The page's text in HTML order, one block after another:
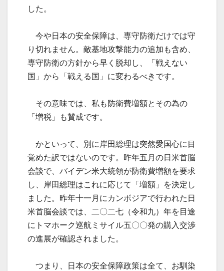
した。
今や日本の安全保障は、専守防衛だけでは守
り切れません。敵基地攻撃能力の追加も含め、
専守防衛の方針から早く脱却し、「戦えない
国」から「戦える国」に変わるべきです。
その意味では、私も防衛費増額とその為の
「増税」も賛成です。
かといって、別に岸田総理は突然愛国心に目
覚めた訳ではないのです。昨年五月の日米首脳
会談で、バイデン米大統領が防衛費増額を要求
し、岸田総理はこれに応じて「増額」を決定し
ました。昨年十一月にカンボジアで行われた日
米首脳会談では、二〇二七（令和九）年を目途
にトマホーク巡航ミサイル五〇〇発の購入交渉
の進展が確認されました。
つまり、日本の安全保障政策は全て、お馴染